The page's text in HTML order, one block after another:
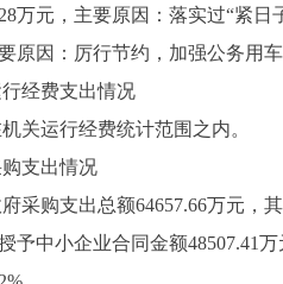
万元，主要原因：落实过“紧
原因：厉行节约，加强公务用
经费支出情况
运行经费统计范围之内。
支出情况
购支出总额64657.66万元，其
予中小企业合同金额48507.41